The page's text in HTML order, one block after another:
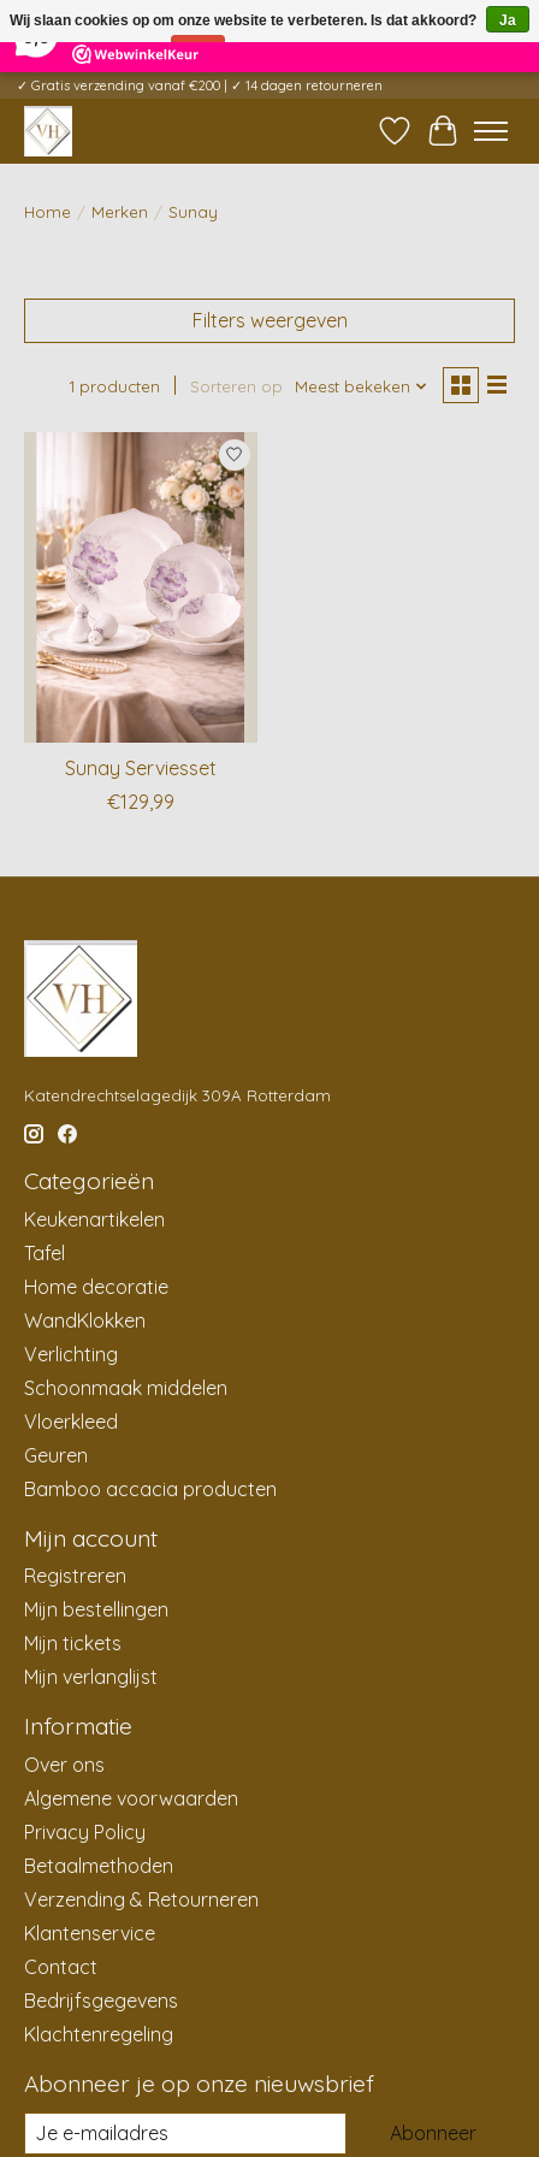
5 Reviews ×
✓ Gratis verzending vanaf €200 | ✓ 14 dagen retourneren
Verlanglijst
Home / Merken / Sunay
Filters weergeven
1 producten Sorteren op Meest bekeken
Sunay Serviesset
€129,99
Katendrechtselagedijk 309A Rotterdam
Categorieën
Keukenartikelen
Tafel
Home decoratie
WandKlokken
Verlichting
Schoonmaak middelen
Vloerkleed
Geuren
Bamboo accacia producten
Mijn account
Registreren
Mijn bestellingen
Mijn tickets
Mijn verlanglijst
Informatie
Over ons
Algemene voorwaarden
Privacy Policy
Betaalmethoden
Verzending & Retourneren
Klantenservice
Contact
Bedrijfsgegevens
Klachtenregeling
Abonneer je op onze nieuwsbrief
Abonneer
Wij slaan cookies op om onze website te verbeteren. Is dat akkoord?
Ja
Nee